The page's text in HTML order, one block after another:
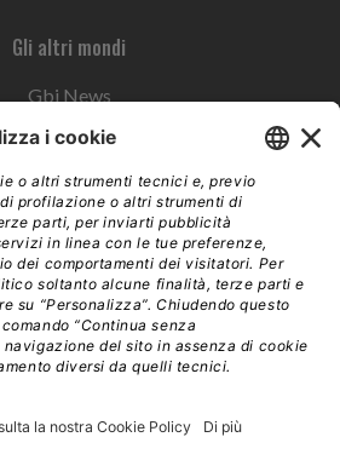
Gli altri mondi
Gbi News
Instoremag
Esplora il gruppo
Edra Edizioni
Edizioni LSWR
LSWR Group